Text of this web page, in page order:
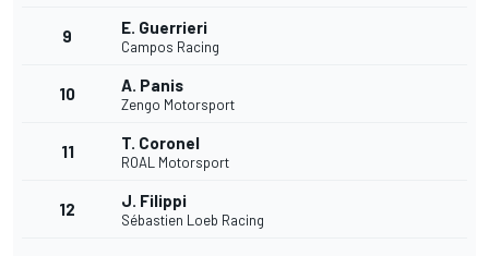
9 E. Guerrieri
Campos Racing
10 A. Panis
Zengo Motorsport
11 T. Coronel
ROAL Motorsport
12 J. Filippi
Sébastien Loeb Racing